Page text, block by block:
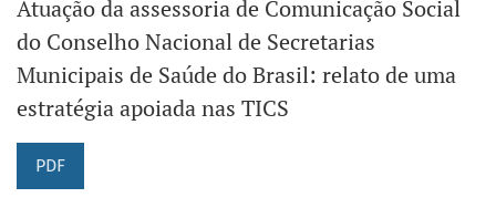
Atuação da assessoria de Comunicação Social
do Conselho Nacional de Secretarias
Municipais de Saúde do Brasil: relato de uma
estratégia apoiada nas TICS
PDF